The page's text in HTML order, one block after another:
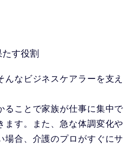
す役割
んなビジネスケアラーを支え
ることで家族が仕事に集中で
ます。また、急な体調変化や
場合、介護のプロがすぐにサ